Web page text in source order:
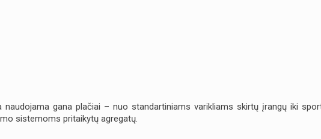
gana plačiai – nuo standartiniams varikliams skirtų įrangų iki
sistemoms pritaikytų agregatų.